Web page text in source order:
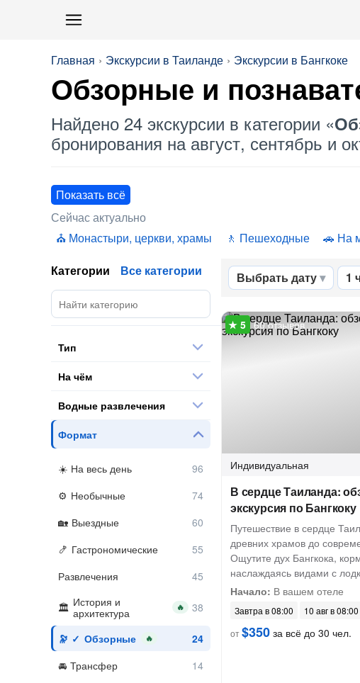
Главная Экскурсии в Таиланде Экскурсии в Бангкоке
Обзорные и
Найдено 24 экскурсии в категории «
бронирования на август, сентябрь и
Показать всё
Сейчас актуально
Монастыри, церкви, храмы
Пешеходные На
Выбрать дату 1
60 отзывов
Индивидуальная
В сердце Таиланда:
экскурсия по Бангкоку
Путешествие в сердце
древних храмов до
Ощутите дух Бангкока,
наслаждаясь видами с
Начало: В вашем отеле
Завтра в 08:00
10 авг в 08:00
от$350 за всё до 30 чел.
Категории Все категории
Тип
На чём
Водные развлечения
Формат
На весь день
Необычные
Выездные
Гастрономические
Развлечения
История и
архитектура
🔥
Обзорные 🔥
Трансфер